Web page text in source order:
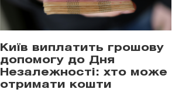
Київ виплатить грошову
допомогу до Дня
Незалежності: хто може
отримати кошти